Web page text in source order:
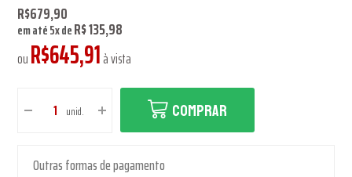
R$679,90
em até5xdeR$ 135,98
ouR$645,91à vista
unid. COMPRAR
Outras formas de pagamento